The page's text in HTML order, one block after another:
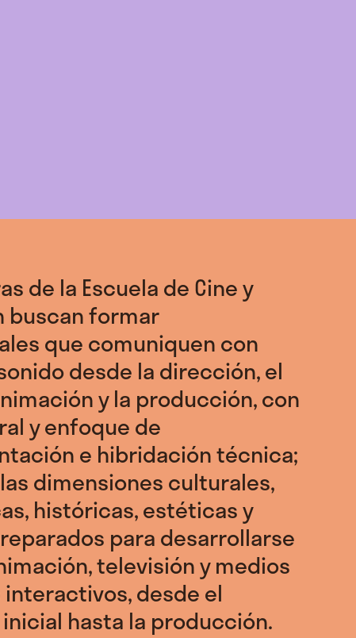
de la Escuela de Cine y
buscan formar
que comuniquen con
desde la dirección, el
y la producción, con
y enfoque de
e hibridación técnica;
dimensiones culturales,
históricas, estéticas y
para desarrollarse
televisión y medios
desde el
hasta la producción.